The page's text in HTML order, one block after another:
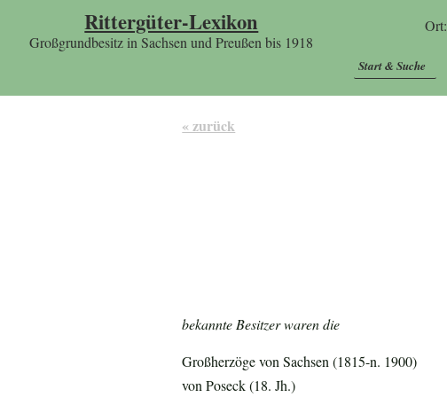
Rittergüter-Lexikon
Großgrundbesitz in Sachsen und Preußen bis 1918
Ort:
Start & Suche
« zurück
bekannte Besitzer waren die
Großherzöge von Sachsen (1815-n. 1900)
von Poseck (18. Jh.)